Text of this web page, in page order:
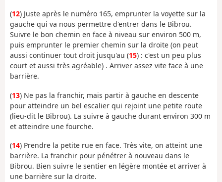
(12) Juste après le numéro 165, emprunter la voyette sur la
gauche qui va nous permettre d'entrer dans le Bibrou.
Suivre le bon chemin en face à niveau sur environ 500 m,
puis emprunter le premier chemin sur la droite (on peut
aussi continuer tout droit jusqu'au (15) : c'est un peu plus
court et aussi très agréable) . Arriver assez vite face à une
barrière.
(13) Ne pas la franchir, mais partir à gauche en descente
pour atteindre un bel escalier qui rejoint une petite route
(lieu-dit le Bibrou). La suivre à gauche durant environ 300 m
et atteindre une fourche.
(14) Prendre la petite rue en face. Très vite, on atteint une
barrière. La franchir pour pénétrer à nouveau dans le
Bibrou. Bien suivre le sentier en légère montée et arriver à
une barrière sur la droite.